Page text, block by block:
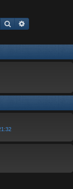
r
Rechercher